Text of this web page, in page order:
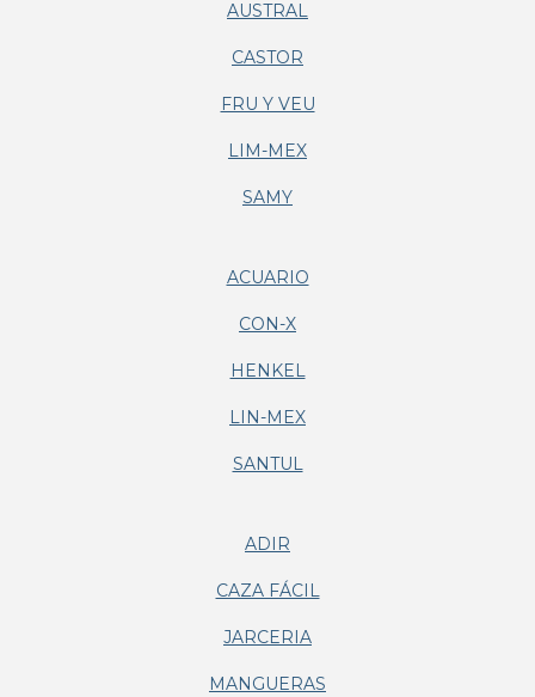
AUSTRAL
CASTOR
FRU Y VEU
LIM-MEX
SAMY
ACUARIO
CON-X
HENKEL
LIN-MEX
SANTUL
ADIR
CAZA FÁCIL
JARCERIA
MANGUERAS